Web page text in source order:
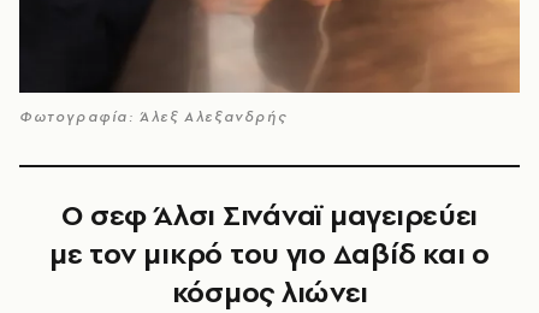
Φωτογραφία: Άλεξ Αλεξανδρής
Ο σεφ Άλσι Σινάναϊ μαγειρεύει
με τον μικρό του γιο Δαβίδ και ο
κόσμος λιώνει